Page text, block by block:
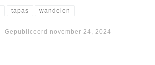
tapas wandelen
Gepubliceerd november 24, 2024